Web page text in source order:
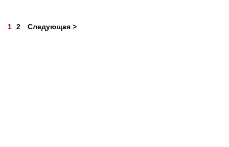
1 2 Следующая >